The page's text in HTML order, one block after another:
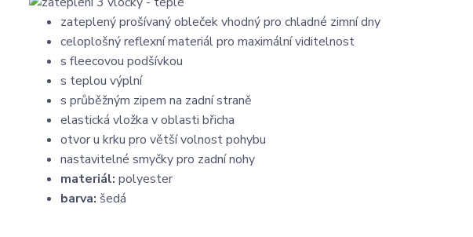
zateplený prošívaný obleček vhodný pro chladné zimní dny
celoplošný reflexní materiál pro maximální viditelnost
s fleecovou podšívkou
s teplou výplní
s průběžným zipem na zadní straně
elastická vložka v oblasti břicha
otvor u krku pro větší volnost pohybu
nastavitelné smyčky pro zadní nohy
materiál: polyester
barva: šedá